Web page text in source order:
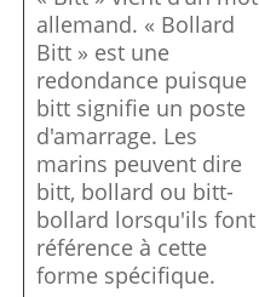
allemand. « Bollard
Bitt » est une
redondance puisque
bitt signifie un poste
d'amarrage. Les
marins peuvent dire
bitt, bollard ou bitt-
bollard lorsqu'ils font
référence à cette
forme spécifique.